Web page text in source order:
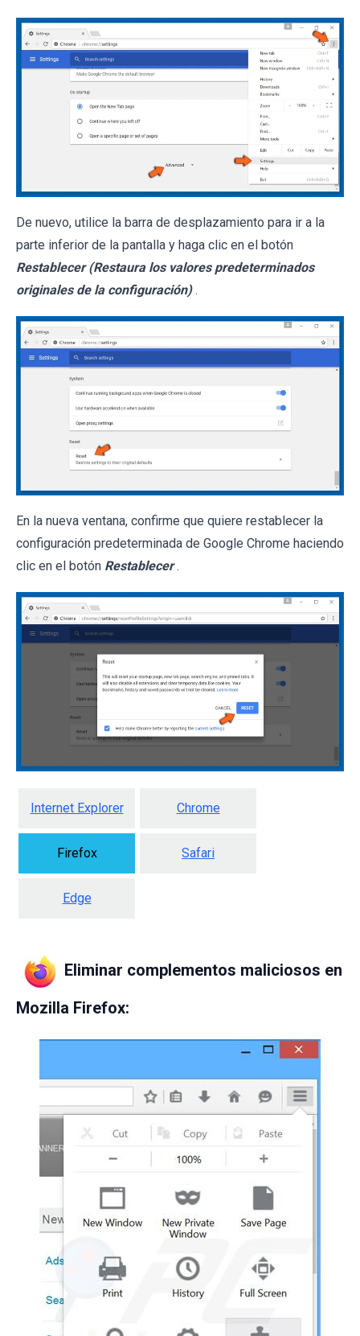
De nuevo, utilice la barra de desplazamiento para ir a la
parte inferior de la pantalla y haga clic en el botón
Restablecer (Restaura los valores predeterminados
originales de la configuración) .
En la nueva ventana, confirme que quiere restablecer la
configuración predeterminada de Google Chrome haciendo
clic en el botón Restablecer .
Internet Explorer Chrome
Firefox Safari
Edge
Eliminar complementos maliciosos en
Mozilla Firefox: